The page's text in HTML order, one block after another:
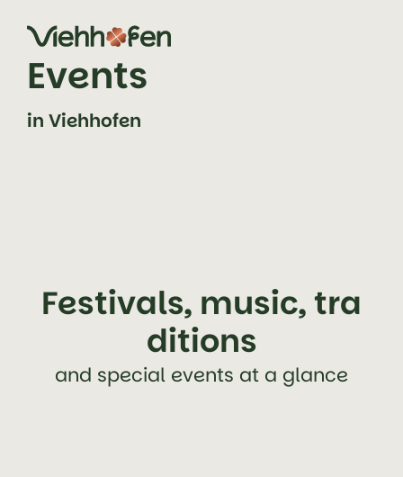
jump to content (alt+0)
jump to main navigation (alt+1)
Events
in Viehhofen
Festivals, music, tra
ditions
and special events at a glance